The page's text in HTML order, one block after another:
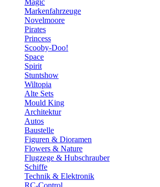
Magic
Markenfahrzeuge
Novelmoore
Pirates
Princess
Scooby-Doo!
Space
Spirit
Stuntshow
Wiltopia
Alte Sets
Mould King
Architektur
Autos
Baustelle
Figuren & Dioramen
Flowers & Nature
Flugzege & Hubschrauber
Schiffe
Technik & Elektronik
RC-Control